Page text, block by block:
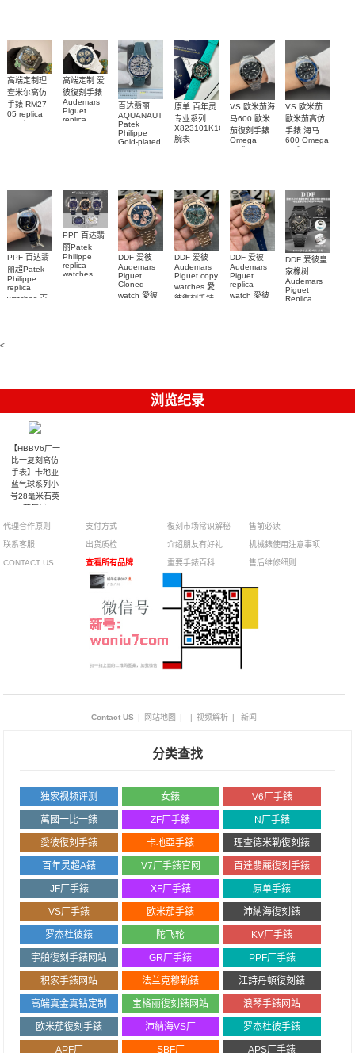
watch
diamonds
m126508-
0003腕表
011復刻手錶
腕表
高端定制理
查米尔高仿
手錶 RM27-
05 replica
watch
高端定制 爱
彼復刻手錶
Audemars
Piguet
replica
26579CB.OO.1225CB.01
百达翡丽
AQUANAUT
Patek
Philippe
Gold-plated
001包金真
钻 腕表
原单 百年灵
专业系列
X823101K1C1S1
腕表
VS 欧米茄海
马600 歐米
茄復刻手錶
Omega
replica
VS 欧米茄
歐米茄高仿
手錶 海马
600 Omega
replica
PPF 百达翡
丽超Patek
Philippe
replica
watches 百
PPF 百达翡
丽Patek
Philippe
replica
watches
DDF 爱彼
Audemars
Piguet
Cloned
watch 愛彼
DDF 爱彼
Audemars
Piguet copy
watches 愛
彼復刻手錶
DDF 爱彼
Audemars
Piguet
replica
watch 愛彼
DDF 爱彼皇
家橡树
Audemars
Piguet
Replica
<
浏览纪录
【HBBV6厂一
比一复刻高仿
手表】卡地亚
蓝气球系列小
号28毫米石英
蓝气球
表
代理合作原则
联系客服
CONTACT US
支付方式
出货质检
查看所有品牌
復刻市场常识解秘
介绍朋友有好礼
重要手錶百科
售前必读
机械錶使用注意事项
售后维修细则
Contact US | 网站地图 | | 视频解析 | 新闻
分类查找
独家视频评测 女錶 V6厂手錶
萬國一比一錶 ZF厂手錶 N厂手錶
愛彼復刻手錶 卡地亞手錶 理查德米勒復刻錶
百年灵超A錶 V7厂手錶官网 百達翡麗復刻手錶
JF厂手錶 XF厂手錶 原单手錶
VS厂手錶 欧米茄手錶 沛納海復刻錶
罗杰杜彼錶 陀飞轮 KV厂手錶
宇舶復刻手錶网站 GR厂手錶 PPF厂手錶
积家手錶网站 法兰克穆勒錶 江詩丹頓復刻錶
高端真金真钻定制 宝格丽復刻錶网站 浪琴手錶网站
欧米茄復刻手錶 沛納海VS厂 罗杰杜彼手錶
APF厂 SBF厂 APS厂手錶